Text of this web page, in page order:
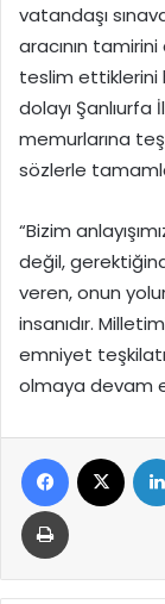
vatandaşı
aracının
teslim ettiklerini
dolayı Şanlıurfa
memurlarına
sözlerle
“Bizim
değil,
veren, onun
insanıdır.
emniyet
olmaya devam
Facebook
Yazdır